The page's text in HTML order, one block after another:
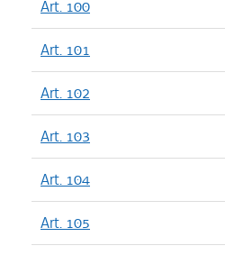
Art. 100
Art. 101
Art. 102
Art. 103
Art. 104
Art. 105